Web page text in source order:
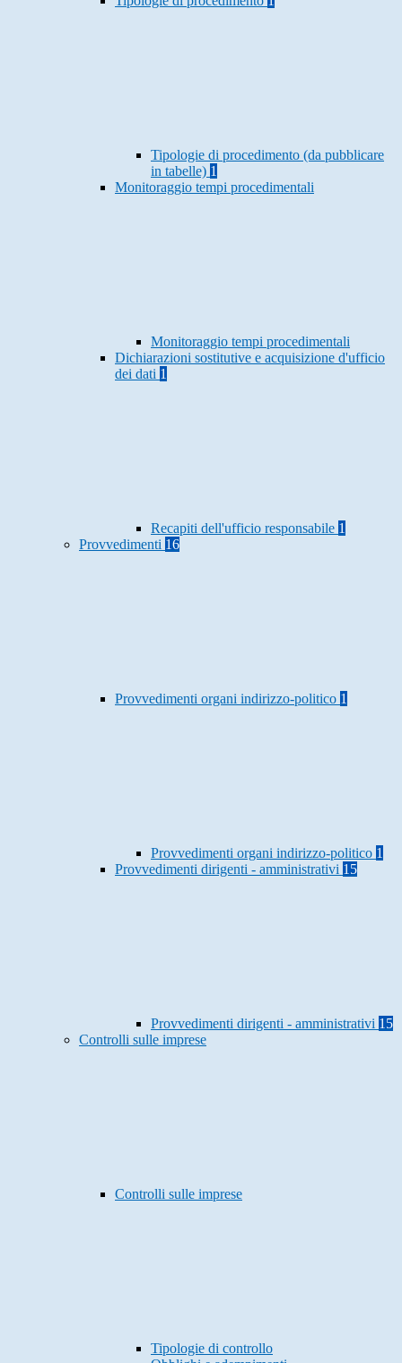
Tipologie di procedimento (da pubblicare
in tabelle) 1
Monitoraggio tempi procedimentali
Monitoraggio tempi procedimentali
Dichiarazioni sostitutive e acquisizione d'ufficio
dei dati 1
Recapiti dell'ufficio responsabile 1
Provvedimenti 16
Provvedimenti organi indirizzo-politico 1
Provvedimenti organi indirizzo-politico 1
Provvedimenti dirigenti - amministrativi 15
Provvedimenti dirigenti - amministrativi 15
Controlli sulle imprese
Controlli sulle imprese
Tipologie di controllo